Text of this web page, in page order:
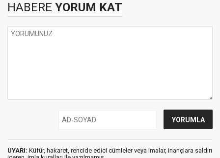
HABERE YORUM KAT
UYARI: Küfür, hakaret, rencide edici cümleler veya imalar, inançlara saldırı